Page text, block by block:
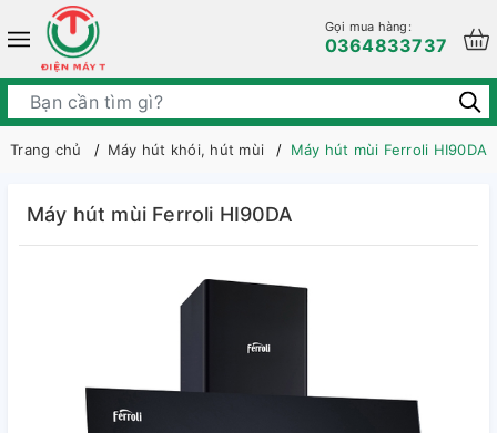
Gọi mua hàng:
0364833737
Trang chủ Máy hút khói, hút mùi Máy hút mùi Ferroli HI90DA
Máy hút mùi Ferroli HI90DA